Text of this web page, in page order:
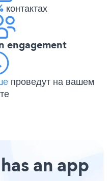
контактах
engagement
проведут на вашем
an app